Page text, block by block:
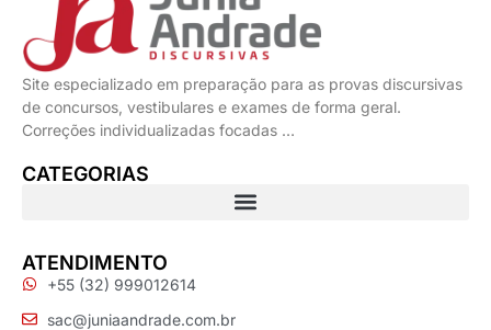
Site especializado em preparação para as provas discursivas
de concursos, vestibulares e exames de forma geral.
Correções individualizadas focadas …
CATEGORIAS
ATENDIMENTO
+55 (32) 999012614
sac@juniaandrade.com.br